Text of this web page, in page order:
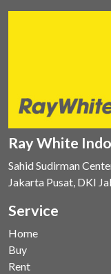
Ray White
Sahid Sudirman
Jakarta Pusat, DKI
Service
Home
Buy
Rent